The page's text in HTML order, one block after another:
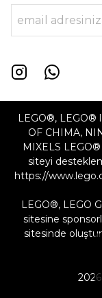
LEGO®, LEGO®
OF CHIMA,
MIXELS LEGO®
siteyi
https://
LEGO®, LEGO
sitesine
sitesinde